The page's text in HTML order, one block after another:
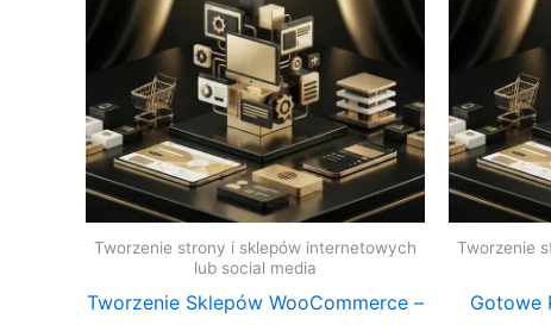
Tworzenie strony i sklepów internetowych
lub social media
Tworzenie Sklepów WooCommerce –
Tworzenie
Gotowe